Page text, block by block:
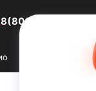
8(800) 550-59-38
Все